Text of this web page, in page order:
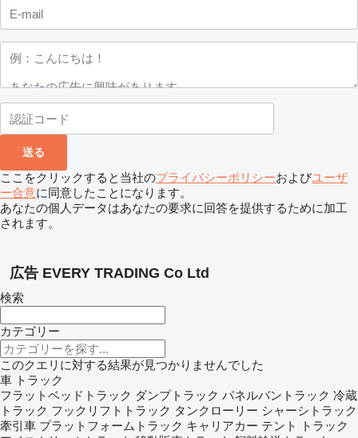
ここをクリックすると当社のプライバシーポリシーおよびユーザ
ー合意に同意したことになります。
あなたの個人データはあなたの要求に回答を提供するために加工
されます。
広告 EVERY TRADING Co Ltd
検索
カテゴリー
このクエリに対する結果が見つかりませんでした
車 トラック
フラットベッドトラック ダンプトラック パネルバントラック 冷蔵
トラック フックリフトトラック タンクローリー シャーシトラック
牽引車 プラットフォームトラック キャリアカー テント トラック